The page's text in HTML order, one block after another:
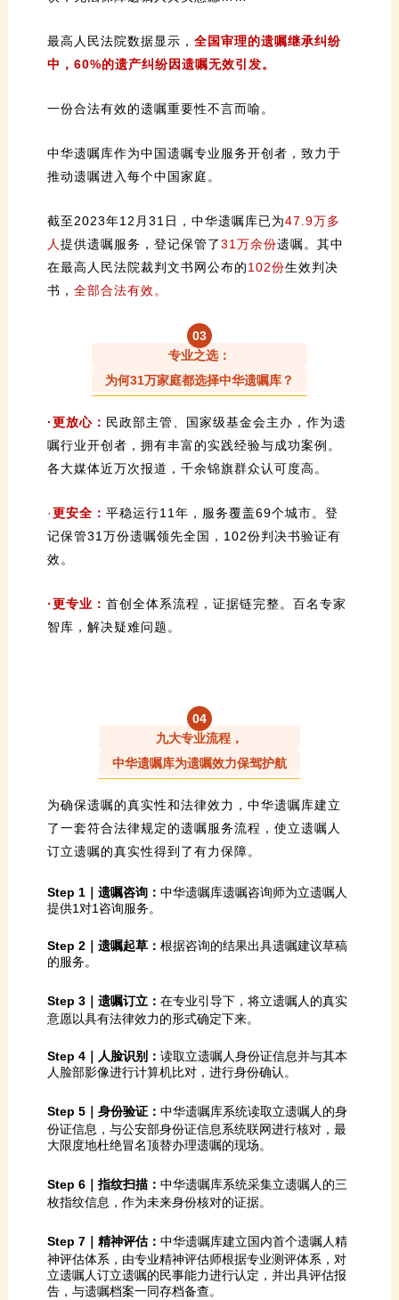
最高人民法院数据显示，
中，60%的遗产纠纷因遗嘱无效引发。
一份合法有效的遗嘱重要性不言而喻。
推动遗嘱进入每个中国家庭。
截至2023年12月31日，中华遗嘱库已为
人提供遗嘱服务，登记保管了31万余份
在最高人民法院裁判文书网公布的102份
书，全部合法有效。
03
专业之选：
为何31万家庭都选择中华遗嘱库？
·更放心：
各大媒体近万次报道，千余锦旗群众认可度高。
·更安全：
效。
·更专业：
智库，解决疑难问题。
04
九大专业流程，
中华遗嘱库为遗嘱效力保驾护航
订立遗嘱的真实性得到了有力保障。
Step 1｜遗嘱咨询：
提供1对1咨询服务。
Step 2｜遗嘱起草：
的服务。
Step 3｜遗嘱订立：
意愿以具有法律效力的形式确定下来。
Step 4｜人脸识别：
人脸部影像进行计算机比对，进行身份确认。
Step 5｜身份验证：
大限度地杜绝冒名顶替办理遗嘱的现场。
Step 6｜指纹扫描：
枚指纹信息，作为未来身份核对的证据。
Step 7｜精神评估：
告，与遗嘱档案一同存档备查。